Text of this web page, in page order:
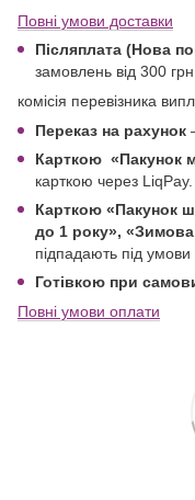
Повні умови доставки
Післяплата (Нова
замовлень від 300 грн
комісія перевізника
Переказ на рахунок
Карткою «Пакунок
карткою через LiqPay.
Карткою «Пакунок
до 1 року», «Зимова
підпадають під умови
Готівкою при
Повні умови оплати